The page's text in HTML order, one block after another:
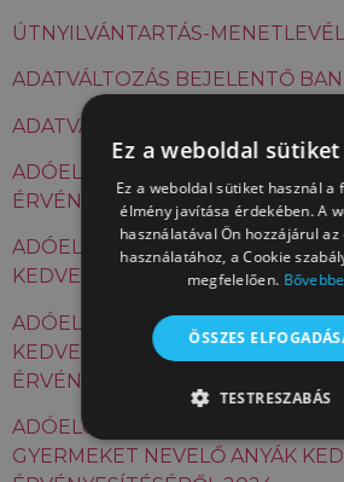
ÚTNYILVÁNTARTÁS-MENETLEVÉL
ADATVÁLTOZÁS BEJELENTŐ
ADATVÁLTOZÁS BEJELENTŐ
ADÓELŐLEG NYILATKOZAT 25 ÉV
ÉRVÉNYESÍTÉS MELLŐZÉS 2024
ADÓELŐLEG-NYILATKOZAT A 30
KEDVEZMÉNYÉNEK
ADÓELŐLEG-NYILATKOZAT A
KEDVEZMÉNY ÉS
ÉRVÉNYESÍTÉSÉRŐL 2024
ADÓELŐLEG-NYILATKOZAT A
GYERMEKET NEVELŐ ANYÁK
Ez a weboldal
Ez a weboldal sütiket használ a
élmény javítása érdekében. A
használatával Ön hozzájárul az
használatához, a Cookie
megfelelően.
ÖSSZES
TESTRESZABÁS
TELJESÍTMÉNY